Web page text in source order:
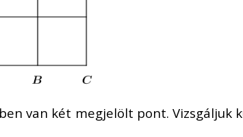
van két megjelölt pont. Vizsgáljuk